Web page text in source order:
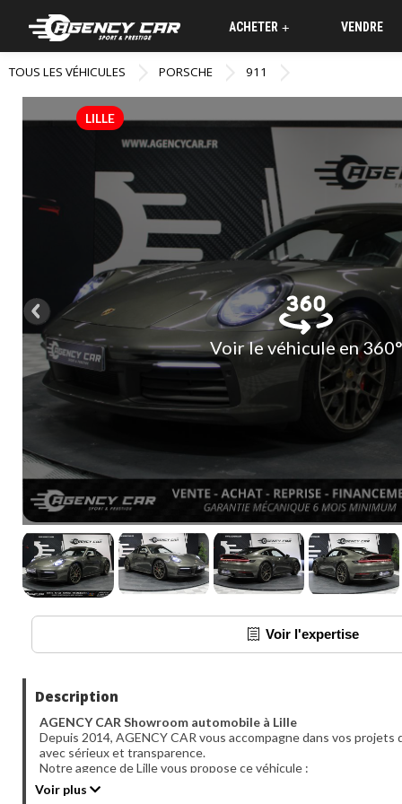
+
ACHETER VENDRE
TOUS LES VÉHICULES PORSCHE 911
Voir le véhicule en 360°
LILLE
Voir l'expertise
Description
AGENCY CAR Showroom automobile à Lille
Depuis 2014, AGENCY CAR vous accompagne dans vos projets
avec sérieux et transparence.
Notre agence de Lille vous propose ce véhicule :
PORSCHE 911
mois.
Voir plus